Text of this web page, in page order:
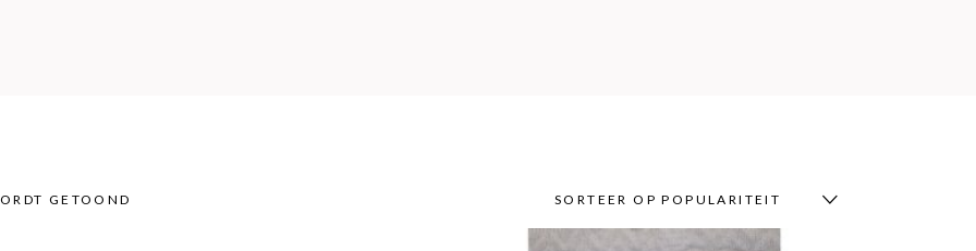
GETOOND SORTEER OP POPULARITEIT